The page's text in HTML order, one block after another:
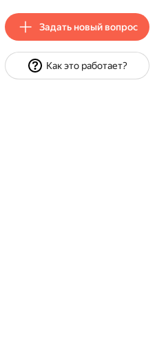
Задать новый вопрос
Как это работает?